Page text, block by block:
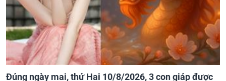
Đúng ngày mai, thứ Hai 10/8/2026, 3 con giáp được